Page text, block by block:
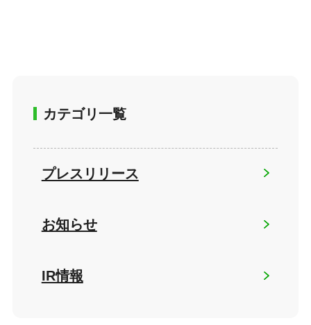
カテゴリ一覧
プレスリリース
お知らせ
IR情報